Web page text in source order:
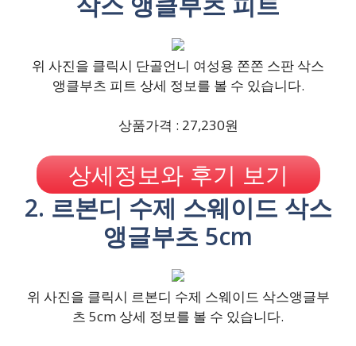
위 사진을 클릭시 단골언니 여성용 쫀쫀 스판 삭스
앵클부츠 피트 상세 정보를 볼 수 있습니다.
상품가격 : 27,230원
상세정보와 후기 보기
2. 르본디 수제 스웨이드 삭스
앵글부츠 5cm
위 사진을 클릭시 르본디 수제 스웨이드 삭스앵글부
츠 5cm 상세 정보를 볼 수 있습니다.